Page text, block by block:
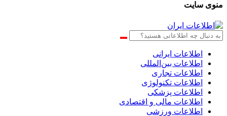
منوی سایت
اطلاعات‌ ‎ایرانی
اطلاعات بین‌المللی
اطلاعات تجاری
اطلاعات تکنولوژی
اطلاعات پزشکی
اطلاعات مالی و اقتصادی
اطلاعات ورزشی